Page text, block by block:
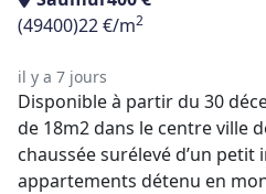
(49400)22 €/m2
il y a 7 jours
Disponible à partir du 30
de 18m2 dans le centre ville
chaussée surélevé d’un petit
appartements détenu en